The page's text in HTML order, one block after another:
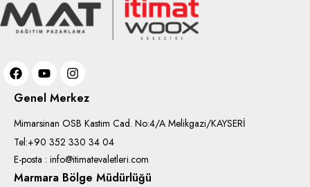
Genel Merkez
Mimarsinan OSB Kastim Cad. No:4/A Melikgazi/KAYSERİ
Tel:+90 352 330 34 04
E-posta : info@itimatevaletleri.com
Marmara Bölge Müdürlüğü